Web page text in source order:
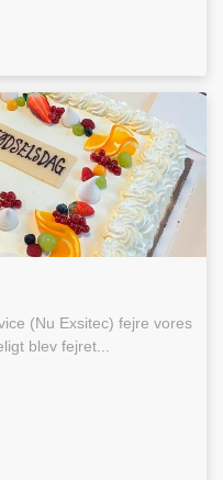
(Nu Exsitec) fejre vores
blev fejret...